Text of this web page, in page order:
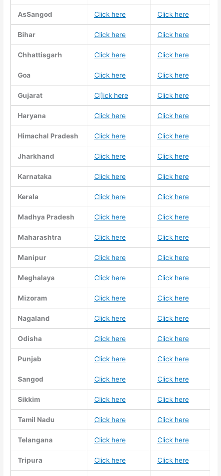
AsSangod Click here Click here
Bihar Click here Click here
Chhattisgarh Click here Click here
Goa Click here Click here
Gujarat Cl]ick here Click here
Haryana Click here Click here
Himachal Pradesh Click here Click here
Jharkhand Click here Click here
Karnataka Click here Click here
Kerala Click here Click here
Madhya Pradesh Click here Click here
Maharashtra Click here Click here
Manipur Click here Click here
Meghalaya Click here Click here
Mizoram Click here Click here
Nagaland Click here Click here
Odisha Click here Click here
Punjab Click here Click here
Sangod Click here Click here
Sikkim Click here Click here
Tamil Nadu Click here Click here
Telangana Click here Click here
Tripura Click here Click here